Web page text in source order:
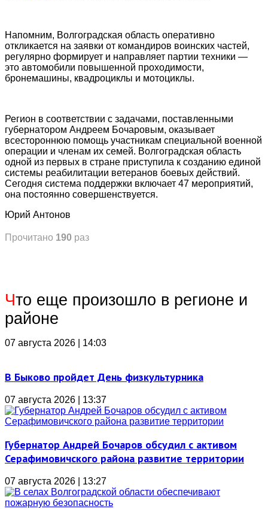
Напомним, Волгоградская область оперативно
откликается на заявки от командиров воинских частей,
регулярно формирует и направляет партии техники —
это автомобили повышенной проходимости,
бронемашины, квадроциклы и мотоциклы.
Регион в соответствии с задачами, поставленными
губернатором Андреем Бочаровым, оказывает
всестороннюю помощь участникам специальной военной
операции и членам их семей. Волгоградская область
одной из первых в стране приступила к созданию единой
системы реабилитации ветеранов боевых действий.
Сегодня система поддержки включает 47 мероприятий,
она постоянно совершенствуется.
Юрий Антонов
Прочитано 190 раз
Что еще произошло в регионе и
районе
07 августа 2026 | 14:03
В Быково пройдет День физкультурника
07 августа 2026 | 13:37
Губернатор Андрей Бочаров обсудил с активом
Серафимовичского района развитие территории
07 августа 2026 | 13:27